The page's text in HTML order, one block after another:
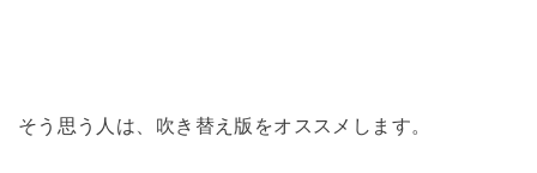
そう思う人は、吹き替え版をオススメします。